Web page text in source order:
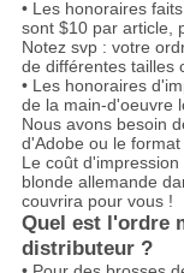
• Les honoraires
sont $10 par article,
Notez svp : votre
de différentes tailles
• Les honoraires
de la main-d'oeuvre
Nous avons besoin
d'Adobe ou le format
Le coût
blonde allemande
couvrira pour vous !
Quel est l'ordre
distributeur ?